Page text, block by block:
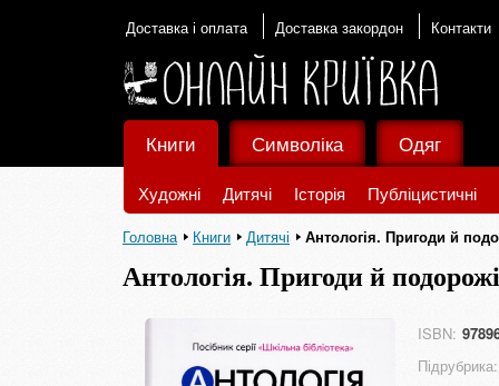
Доставка і оплата Доставка закордон Контакти
Книги
Художні Дитячі Історія Публіцистичні
Символіка Одяг
Головна Книги Дитячі Антологія. Пригоди й
Антологія. Пригоди й
ISBN:
Підрубрика: